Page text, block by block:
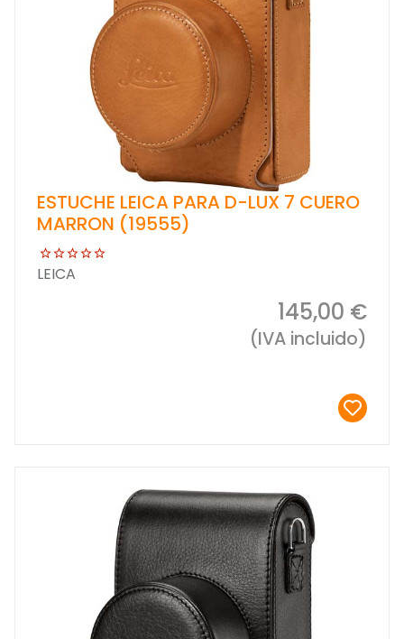
ESTUCHE LEICA PARA D-LUX 7 CUERO
MARRON (19555)
LEICA
145,00 €
(IVA incluido)